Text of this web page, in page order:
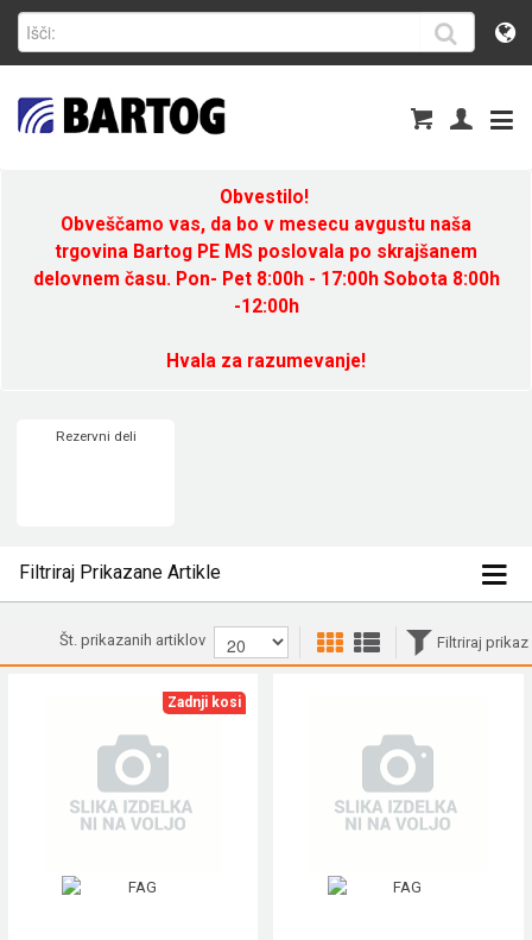
Obvestilo!
Obveščamo vas, da bo v mesecu avgustu naša
trgovina Bartog PE MS poslovala po skrajšanem
delovnem času. Pon- Pet 8:00h - 17:00h Sobota 8:00h
-12:00h
Hvala za razumevanje!
Rezervni deli
Filtriraj Prikazane Artikle
Filtriraj prikaz
Št. prikazanih artiklov
Zadnji kosi